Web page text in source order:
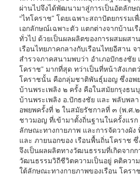
ผ่านไปจึงได้พัฒนามาสู่การเป็นอัตลัก
“ไทโคราช” โดยเฉพาะสถาปัตยกรรมเ
เอกลักษณ์เฉพาะตัว แตกต่างจากบ้านเ
ทั่วไป ด้วยเป็นผลผลิตของการผสมผส
เรือนไทยภาคกลางกับเรือนไทยอีสาน
สำรวจภาคสนามพบว่า อำเภอปักธงชัย
โคราช” มากที่สุด ทว่าเป็นที่หน้าสังเก
โคราชนั้น คือกลุ่มชาติพันธุ์มอญ ซึ่งอพ
บ้านพระเพลิง ๒ ครั้ง คือในสมัยกรุงธ
บ้านพระเพลิง อ.ปักธงชัย และ พลับพล
อพยพครั้งที่ ๒ ในสมัยรัชกาลที่ ๓ (พ.ศ.
ชาวมอญ ที่เข้ามาตั้งถิ่นฐานในครั้งแรก
ลักษณะทางกายภาพ และการจัดวางผั
และ ภายนอกของ เรือนพื้นถิ่นโคราช
จึงเป็นผลผลิตทางวัฒนธรรมที่เกิดจาก
วัฒนธรรมวิถีชีวิตความเป็นอยู่ คติควา
ใต้ลักษณะทางกายภาพของเรือน โครา